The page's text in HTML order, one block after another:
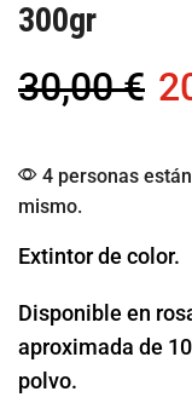
300gr
30,00€
4 personas
mismo.
Extintor de color.
Disponible en
aproximada de
polvo.